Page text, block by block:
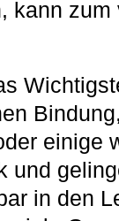
kann
einige
und
in den